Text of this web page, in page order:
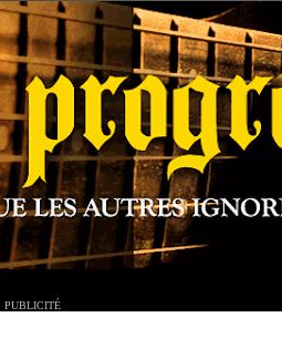
PUBLICITÉ